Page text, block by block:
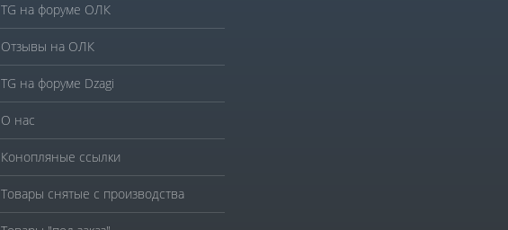
TG на форуме ОЛК
Отзывы на ОЛК
TG на форуме Dzagi
О нас
Конопляные ссылки
Товары снятые с производства